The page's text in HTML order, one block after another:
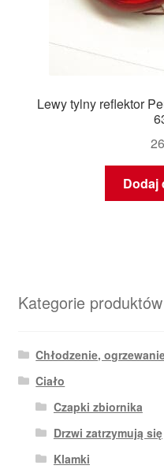
Lewy tylny reflektor
Dodaj
Kategorie produktów
Chłodzenie,
Ciało
Czapki zbiornika
Drzwi zatrzymują się
Klamki